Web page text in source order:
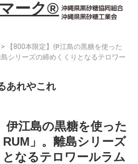
>
【800本限定】伊江島の黒糖を使った
島シリーズの締めくくりとなるテロワー
あれやこれ
伊江島の黒糖を使った
」。離島シリーズ
なるテロワールラム